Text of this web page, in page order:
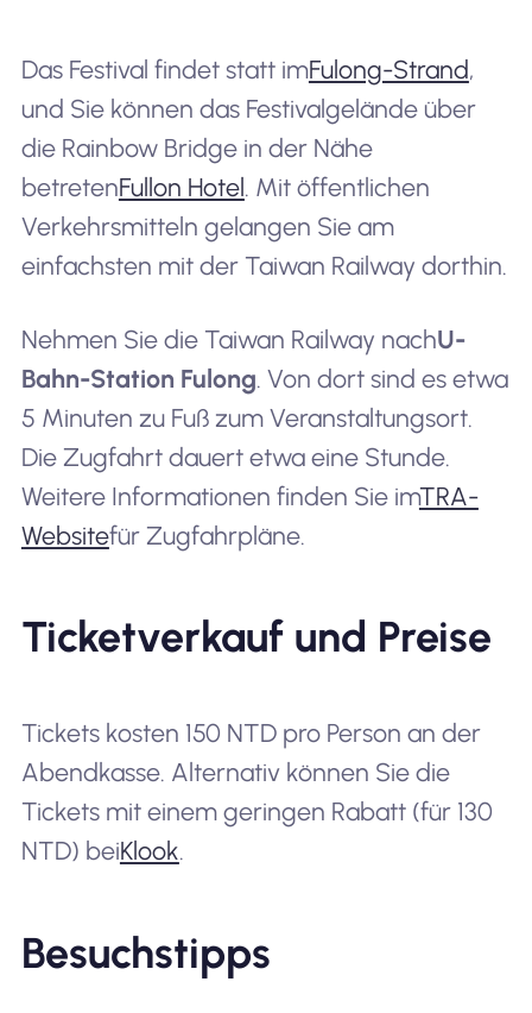
Das Festival findet statt imFulong-Strand,
und Sie können das Festivalgelände über
die Rainbow Bridge in der Nähe
betretenFullon Hotel. Mit öffentlichen
Verkehrsmitteln gelangen Sie am
einfachsten mit der Taiwan Railway dorthin.
Nehmen Sie die Taiwan Railway nachU-
Bahn-Station Fulong. Von dort sind es etwa
5 Minuten zu Fuß zum Veranstaltungsort.
Die Zugfahrt dauert etwa eine Stunde.
Weitere Informationen finden Sie imTRA-
Websitefür Zugfahrpläne.
Ticketverkauf und Preise
Tickets kosten 150 NTD pro Person an der
Abendkasse. Alternativ können Sie die
Tickets mit einem geringen Rabatt (für 130
NTD) beiKlook.
Besuchstipps